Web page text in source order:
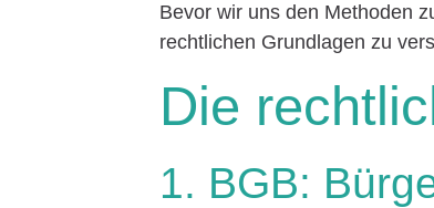
Bevor wir uns den Methoden
rechtlichen Grundlagen zu
Die
1. BGB: